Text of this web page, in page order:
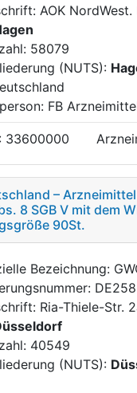
AOK
58079
(NUTS):
FB
33600000
–
8 SGB V mit dem
90St.
Bezeichnung:
Ria-Thiele-Str.
40549
(NUTS):